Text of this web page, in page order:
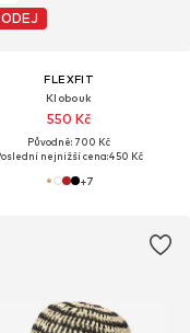
FLEXFIT
Klobouk
550 Kč
Původně: 700 Kč
nejnižší cena:450 Kč
+7